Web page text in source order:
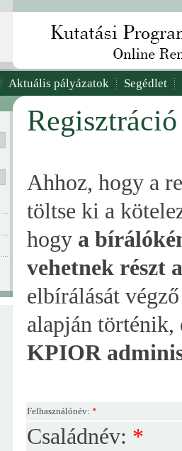
Aktuális pályázatok Segédlet
Regisztráció
Ahhoz, hogy a
töltse ki a
hogy a
vehetnek részt
elbírálását
alapján történik,
KPIOR
Felhasználónév: *
Családnév: *